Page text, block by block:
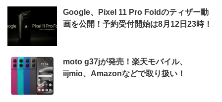
Google、Pixel 11 Pro Foldのティザー動
画を公開！予約受付開始は8月12日23時！
moto g37jが発売！楽天モバイル、
iijmio、Amazonなどで取り扱い！